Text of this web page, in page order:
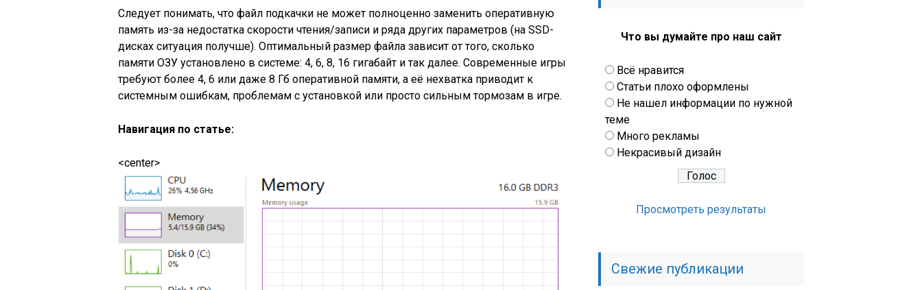
Следует понимать, что файл подкачки не может полноценно заменить оперативную
память из-за недостатка скорости чтения/записи и ряда других параметров (на SSD-
дисках ситуация получше). Оптимальный размер файла зависит от того, сколько
памяти ОЗУ установлено в системе: 4, 6, 8, 16 гигабайт и так далее. Современные игры
требуют более 4, 6 или даже 8 Гб оперативной памяти, а её нехватка приводит к
системным ошибкам, проблемам с установкой или просто сильным тормозам в игре.
Навигация по статье:
<center>
Что вы думайте про наш сайт
Всё нравится
Статьи плохо оформлены
Не нашел информации по нужной
теме
Много рекламы
Некрасивый дизайн
Просмотреть результаты
Свежие публикации